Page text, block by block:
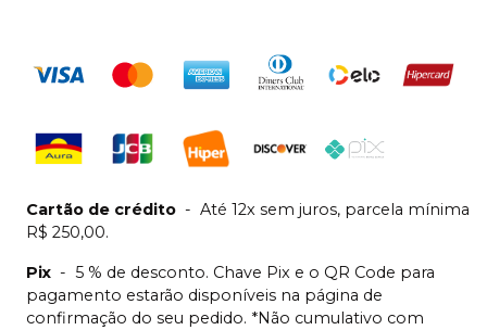
Cartão de crédito - Até 12x sem juros, parcela mínima
R$ 250,00.
Pix - 5 % de desconto. Chave Pix e o QR Code para
pagamento estarão disponíveis na página de
confirmação do seu pedido. *Não cumulativo com